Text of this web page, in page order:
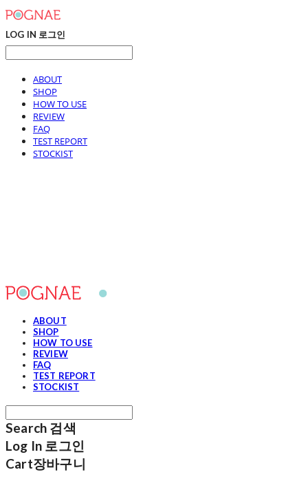
LOG IN 로그인
ABOUT
SHOP
HOW TO USE
REVIEW
FAQ
TEST REPORT
STOCKIST
ABOUT
SHOP
HOW TO USE
REVIEW
FAQ
TEST REPORT
STOCKIST
Search 검색
Log In 로그인
Cart장바구니